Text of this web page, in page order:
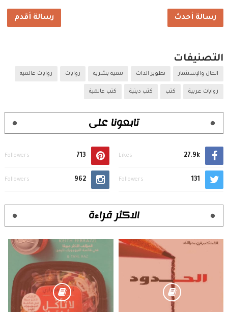
رسالة أحدث رسالة أقدم
التصنيفات
المال والإستثمار تطوير الذات تنمية بشرية روايات روايات عالمية
روايات عربية كتب كتب دينية كتب عالمية
تابعونا على
27.9k
Likes
713
Followers
131
Followers
962
Followers
الاكثر قراءة